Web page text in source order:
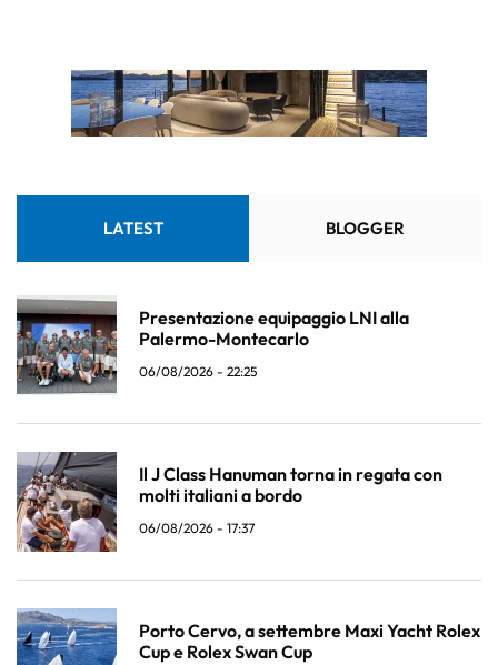
LATEST BLOGGER
Presentazione equipaggio LNI alla
Palermo-Montecarlo
06/08/2026 - 22:25
Il J Class Hanuman torna in regata con
molti italiani a bordo
06/08/2026 - 17:37
Porto Cervo, a settembre Maxi Yacht Rolex
Cup e Rolex Swan Cup